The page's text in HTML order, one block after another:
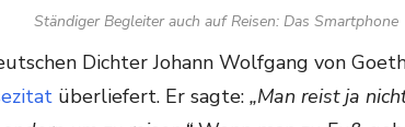
Ständiger Begleiter auch auf Reisen: Das Smartphone
Dichter Johann Wolfgang von
überliefert. Er sagte: „Man reist ja